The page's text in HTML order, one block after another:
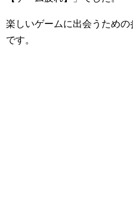
楽しいゲームに出会うため
です。